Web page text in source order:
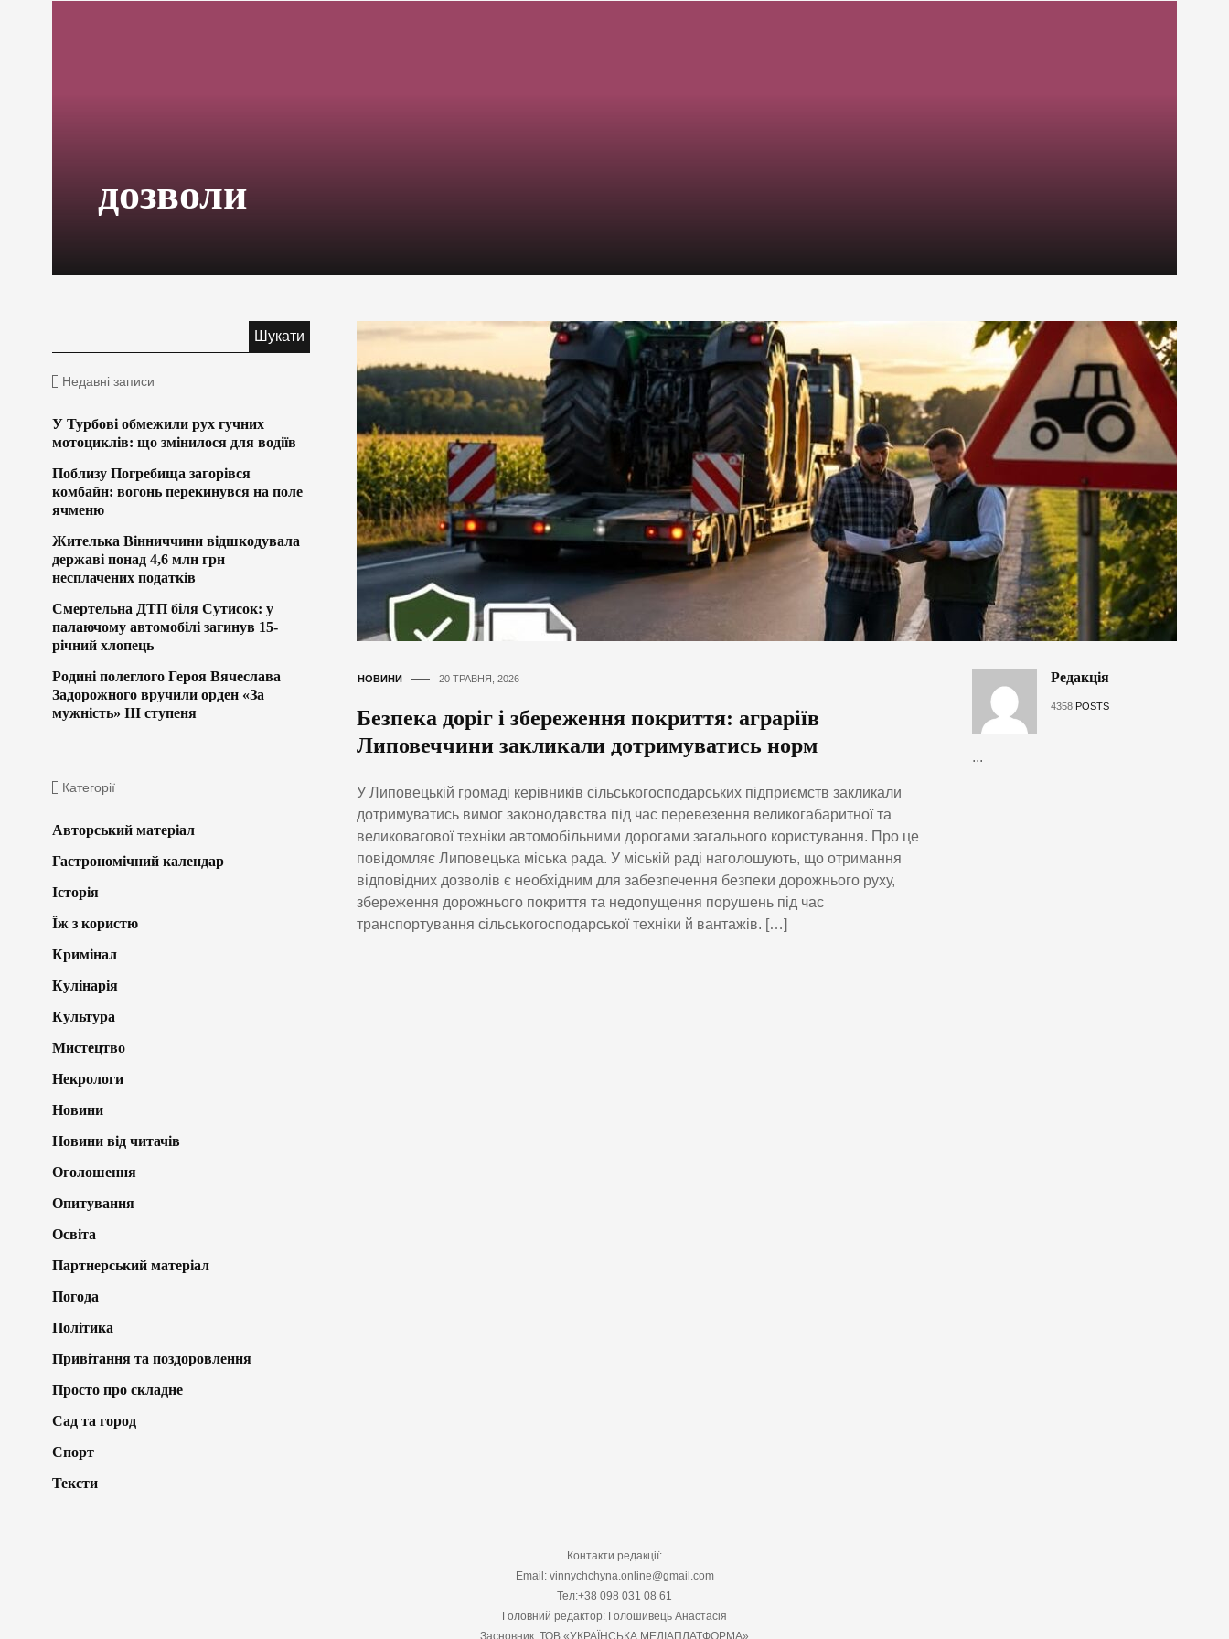
дозволи
НОВИНИ 20 ТРАВНЯ, 2026
Безпека доріг і збереження покриття: аграріїв
Липовеччини закликали дотримуватись норм
У Липовецькій громаді керівників сільськогосподарських підприємств закликали
дотримуватись вимог законодавства під час перевезення великогабаритної та
великовагової техніки автомобільними дорогами загального користування. Про це
повідомляє Липовецька міська рада. У міській раді наголошують, що отримання
відповідних дозволів є необхідним для забезпечення безпеки дорожнього руху,
збереження дорожнього покриття та недопущення порушень під час
транспортування сільськогосподарської техніки й вантажів. […]
Редакція
4358 POSTS
...
Недавні записи
У Турбові обмежили рух гучних
мотоциклів: що змінилося для водіїв
Поблизу Погребища загорівся
комбайн: вогонь перекинувся на поле
ячменю
Жителька Вінниччини відшкодувала
державі понад 4,6 млн грн
несплачених податків
Смертельна ДТП біля Сутисок: у
палаючому автомобілі загинув 15-
річний хлопець
Родині полеглого Героя Вячеслава
Задорожного вручили орден «За
мужність» ІІІ ступеня
Категорії
Авторський матеріал
Гастрономічний календар
Історія
Їж з користю
Кримінал
Кулінарія
Культура
Мистецтво
Некрологи
Новини
Новини від читачів
Оголошення
Опитування
Освіта
Партнерський матеріал
Погода
Політика
Привітання та поздоровлення
Просто про складне
Сад та город
Спорт
Тексти
Контакти редакції:
Email: vinnychchyna.online@gmail.com
Тел:+38 098 031 08 61
Головний редактор: Голошивець Анастасія
Засновник: ТОВ «УКРАЇНСЬКА МЕДІАПЛАТФОРМА»